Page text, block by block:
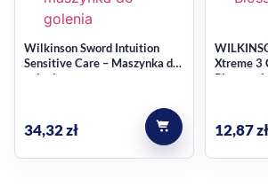
Wilkinson Sword Intuition
Sensitive Care – Maszynka do
golenia
34,32zł
Xtreme 3
Blossom
12,87zł